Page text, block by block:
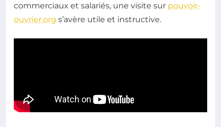
commerciaux et salariés, une visite sur pouvoir-
ouvrier.org s’avère utile et instructive.